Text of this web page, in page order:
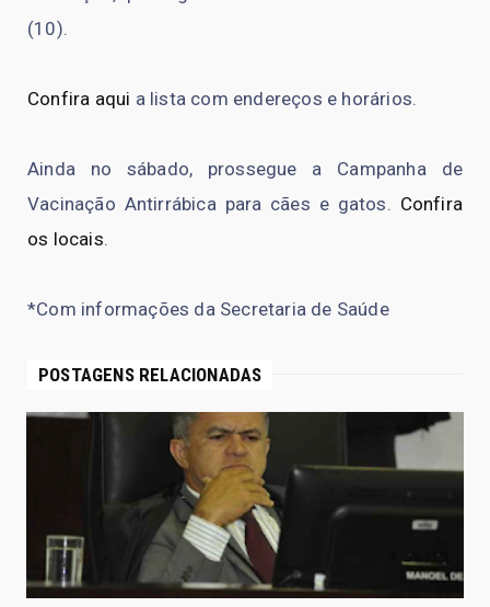
(10).
Confira aqui a lista com endereços e horários.
Ainda no sábado, prossegue a Campanha de
Vacinação Antirrábica para cães e gatos. Confira
os locais.
*Com informações da Secretaria de Saúde
POSTAGENS RELACIONADAS